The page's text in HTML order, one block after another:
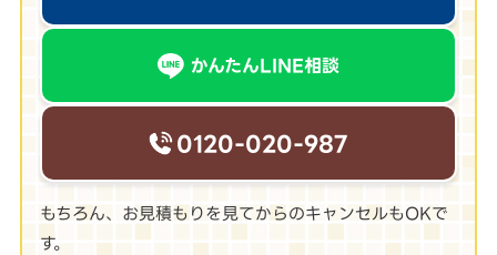
かんたんLINE相談
0120-020-987
もちろん、お見積もりを見てからのキャンセルもOKで
す。